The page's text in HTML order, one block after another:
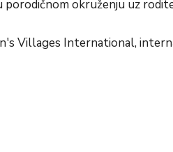
porodičnom okruženju uz
Villages International,